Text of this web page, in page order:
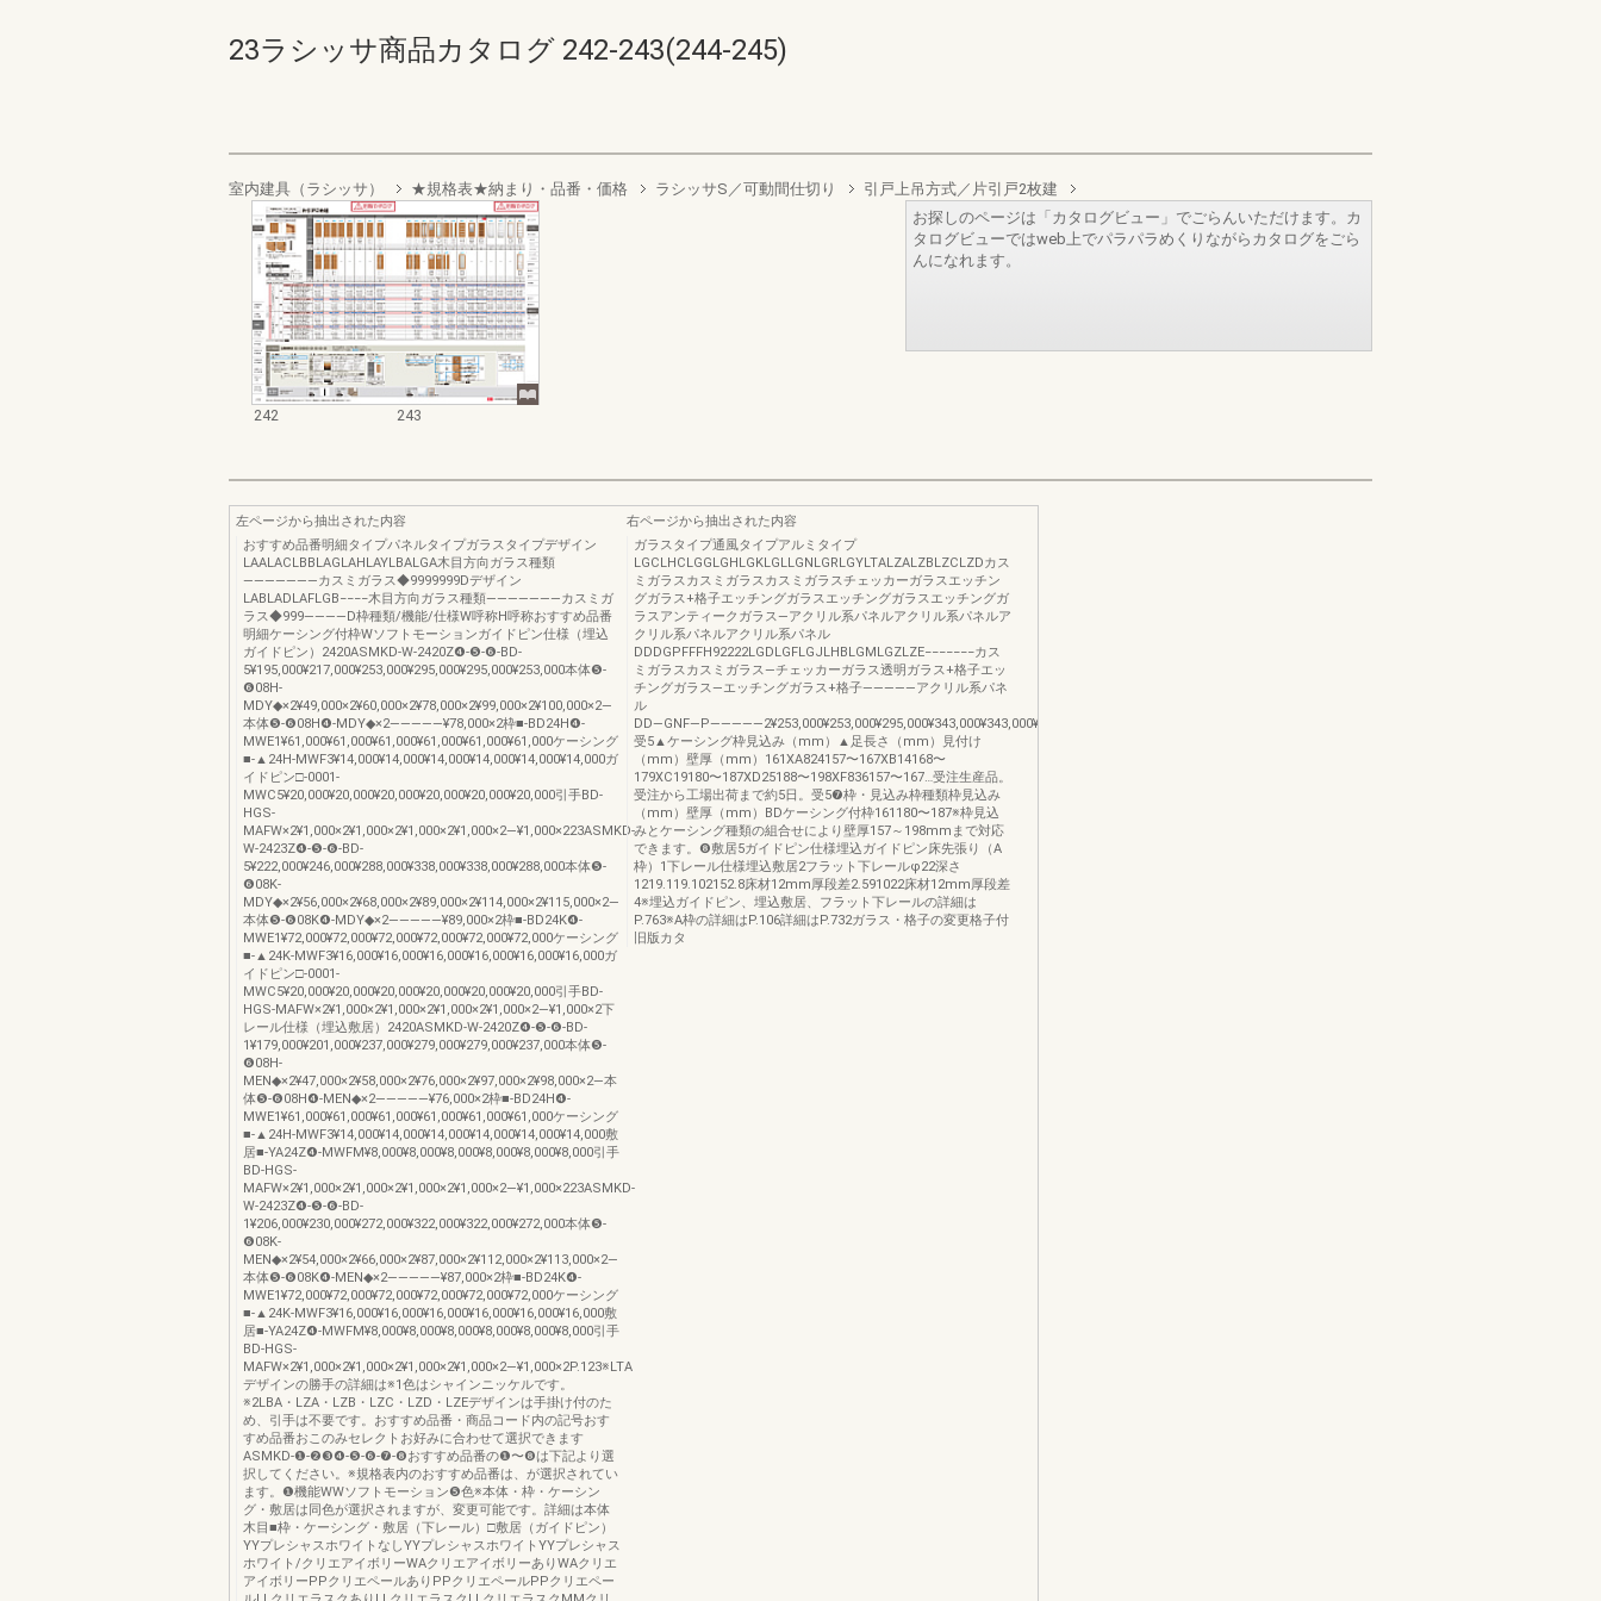
23ラシッサ商品カタログ 242-243(244-245)
室内建具（ラシッサ） ★規格表★納まり・品番・価格 ラシッサS／可動間仕切り 引戸上吊方式／片引戸2枚建
242 243
お探しのページは「カタログビュー」でごらんいただけます。カ
タログビューではweb上でパラパラめくりながらカタログをごら
んになれます。
左ページから抽出された内容
おすすめ品番明細タイプパネルタイプガラスタイプデザイン
LAALACLBBLAGLAHLAYLBALGA木目方向ガラス種類
―――――――カスミガラス◆9999999Dデザイン
LABLADLAFLGB−−−−木目方向ガラス種類―――――――カスミガ
ラス◆999――――D枠種類/機能/仕様W呼称H呼称おすすめ品番
明細ケーシング付枠Wソフトモーションガイドピン仕様（埋込
ガイドピン）2420ASMKD-W-2420Z❹-❺-❻-BD-
5¥195,000¥217,000¥253,000¥295,000¥295,000¥253,000本体❺-
❻08H-
MDY◆×2¥49,000×2¥60,000×2¥78,000×2¥99,000×2¥100,000×2―
本体❺-❻08H❹-MDY◆×2―――――¥78,000×2枠■-BD24H❹-
MWE1¥61,000¥61,000¥61,000¥61,000¥61,000¥61,000ケーシング
■-▲24H-MWF3¥14,000¥14,000¥14,000¥14,000¥14,000¥14,000ガ
イドピン□-0001-
MWC5¥20,000¥20,000¥20,000¥20,000¥20,000¥20,000引手BD-
HGS-
MAFW×2¥1,000×2¥1,000×2¥1,000×2¥1,000×2―¥1,000×223ASMKD-
W-2423Z❹-❺-❻-BD-
5¥222,000¥246,000¥288,000¥338,000¥338,000¥288,000本体❺-
❻08K-
MDY◆×2¥56,000×2¥68,000×2¥89,000×2¥114,000×2¥115,000×2―
本体❺-❻08K❹-MDY◆×2―――――¥89,000×2枠■-BD24K❹-
MWE1¥72,000¥72,000¥72,000¥72,000¥72,000¥72,000ケーシング
■-▲24K-MWF3¥16,000¥16,000¥16,000¥16,000¥16,000¥16,000ガ
イドピン□-0001-
MWC5¥20,000¥20,000¥20,000¥20,000¥20,000¥20,000引手BD-
HGS-MAFW×2¥1,000×2¥1,000×2¥1,000×2¥1,000×2―¥1,000×2下
レール仕様（埋込敷居）2420ASMKD-W-2420Z❹-❺-❻-BD-
1¥179,000¥201,000¥237,000¥279,000¥279,000¥237,000本体❺-
❻08H-
MEN◆×2¥47,000×2¥58,000×2¥76,000×2¥97,000×2¥98,000×2―本
体❺-❻08H❹-MEN◆×2―――――¥76,000×2枠■-BD24H❹-
MWE1¥61,000¥61,000¥61,000¥61,000¥61,000¥61,000ケーシング
■-▲24H-MWF3¥14,000¥14,000¥14,000¥14,000¥14,000¥14,000敷
居■-YA24Z❹-MWFM¥8,000¥8,000¥8,000¥8,000¥8,000¥8,000引手
BD-HGS-
MAFW×2¥1,000×2¥1,000×2¥1,000×2¥1,000×2―¥1,000×223ASMKD-
W-2423Z❹-❺-❻-BD-
1¥206,000¥230,000¥272,000¥322,000¥322,000¥272,000本体❺-
❻08K-
MEN◆×2¥54,000×2¥66,000×2¥87,000×2¥112,000×2¥113,000×2―
本体❺-❻08K❹-MEN◆×2―――――¥87,000×2枠■-BD24K❹-
MWE1¥72,000¥72,000¥72,000¥72,000¥72,000¥72,000ケーシング
■-▲24K-MWF3¥16,000¥16,000¥16,000¥16,000¥16,000¥16,000敷
居■-YA24Z❹-MWFM¥8,000¥8,000¥8,000¥8,000¥8,000¥8,000引手
BD-HGS-
MAFW×2¥1,000×2¥1,000×2¥1,000×2¥1,000×2―¥1,000×2P.123※LTA
デザインの勝手の詳細は※1色はシャインニッケルです。
※2LBA・LZA・LZB・LZC・LZD・LZEデザインは手掛け付のた
め、引手は不要です。おすすめ品番・商品コード内の記号おす
すめ品番おこのみセレクトお好みに合わせて選択できます
ASMKD-❶-❷❸❹-❺-❻-❼-❽おすすめ品番の❶〜❽は下記より選
択してください。※規格表内のおすすめ品番は、が選択されてい
ます。❶機能WWソフトモーション❺色※本体・枠・ケーシン
グ・敷居は同色が選択されますが、変更可能です。詳細は本体
木目■枠・ケーシング・敷居（下レール）□敷居（ガイドピン）
YYプレシャスホワイトなしYYプレシャスホワイトYYプレシャス
ホワイト/クリエアイボリーWAクリエアイボリーありWAクリエ
アイボリーPPクリエペールありPPクリエペールPPクリエペー
右ページから抽出された内容
ガラスタイプ通風タイプアルミタイプ
LGCLHCLGGLGHLGKLGLLGNLGRLGYLTALZALZBLZCLZDカス
ミガラスカスミガラスカスミガラスチェッカーガラスエッチン
グガラス+格子エッチングガラスエッチングガラスエッチングガ
ラスアンティークガラス―アクリル系パネルアクリル系パネルア
クリル系パネルアクリル系パネル
DDDGPFFFH92222LGDLGFLGJLHBLGMLGZLZE−−−−−−−カス
ミガラスカスミガラス―チェッカーガラス透明ガラス+格子エッ
チングガラス―エッチングガラス+格子―――――アクリル系パネ
ル
受5▲ケーシング枠見込み（mm）▲足長さ（mm）見付け
（mm）壁厚（mm）161XA824157〜167XB14168〜
179XC19180〜187XD25188〜198XF836157〜167…受注生産品。
受注から工場出荷まで約5日。受5❼枠・見込み枠種類枠見込み
（mm）壁厚（mm）BDケーシング付枠161180〜187※枠見込
みとケーシング種類の組合せにより壁厚157～198mmまで対応
できます。❽敷居5ガイドピン仕様埋込ガイドピン床先張り（A
枠）1下レール仕様埋込敷居2フラット下レールφ22深さ
1219.119.102152.8床材12mm厚段差2.591022床材12mm厚段差
4※埋込ガイドピン、埋込敷居、フラット下レールの詳細は
P.763※A枠の詳細はP.106詳細はP.732ガラス・格子の変更格子付
旧版カタ